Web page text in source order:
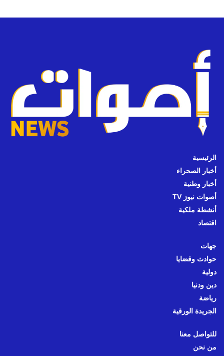
الرئيسية
أخبار الصحراء
أخبار وطنية
أصوات نيوز TV
أنشطة ملكية
اقتصاد
جهات
حوادث وقضايا
دولية
دين ودنيا
رياضة
الجريدة الورقية
للتواصل معنا
من نحن